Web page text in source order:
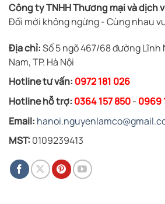
Công ty TNHH Thương mại và dịch
Đổi mới không ngừng - Cùng nhau
Địa chỉ:Số 5 ngõ 467/68 đường Lĩnh
Nam, TP. Hà Nội
Hotline tư vấn: 0972 181 026
Hotline hỗ trợ: 0364 157 850- 0969
Email:
MST: 0109239413